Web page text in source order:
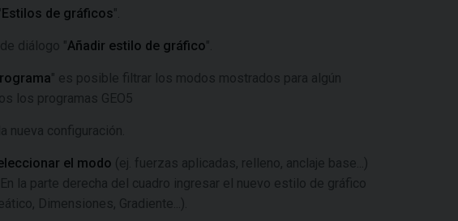
Estilos de gráficos".
diálogo "Añadir estilo de gráfico".
" es posible filtrar los modos mostrados para algún
los programas GEO5
nueva configuración.
el modo (ej. fuerzas aplicadas, relleno, anclaje base...)
la parte derecha del cuadro ingresar el nuevo estilo de gráfico
Dimensiones, Gradiente...).